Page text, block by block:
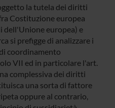
la tutela dei diritti
Costituzione europea
europea) e
si prefigge di analizzare i
coordinamento
VII ed in particolare l'art.
complessiva dei diritti
una sorta di fattore
oppure al contrario,